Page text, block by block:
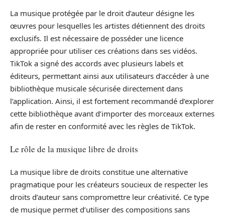
La musique protégée par le droit d’auteur désigne les
œuvres pour lesquelles les artistes détiennent des droits
exclusifs. Il est nécessaire de posséder une licence
appropriée pour utiliser ces créations dans ses vidéos.
TikTok a signé des accords avec plusieurs labels et
éditeurs, permettant ainsi aux utilisateurs d’accéder à une
bibliothèque musicale sécurisée directement dans
l’application. Ainsi, il est fortement recommandé d’explorer
cette bibliothèque avant d’importer des morceaux externes
afin de rester en conformité avec les règles de TikTok.
Le rôle de la musique libre de droits
La musique libre de droits constitue une alternative
pragmatique pour les créateurs soucieux de respecter les
droits d’auteur sans compromettre leur créativité. Ce type
de musique permet d’utiliser des compositions sans